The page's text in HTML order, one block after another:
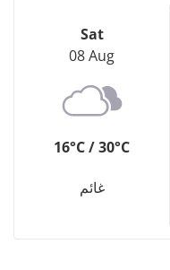
Sat
08 Aug
16°C / 30°C
غائم